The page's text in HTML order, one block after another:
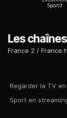
Regarder la TV
Sport en
Sportif
Les
France 2